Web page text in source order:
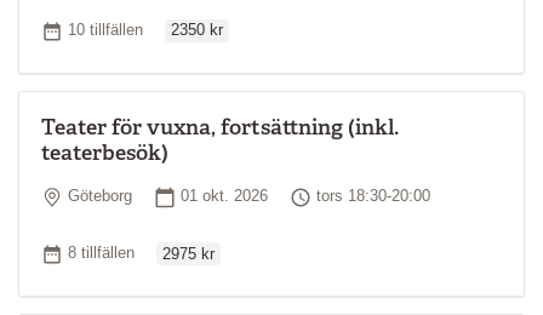
Antal tillfällen
10 tillfällen 2350 kr
Teater för vuxna, fortsättning (inkl.
teaterbesök)
Plats
Göteborg Startdatum
01 okt. 2026 Tid
tors 18:30-20:00
Antal tillfällen
8 tillfällen 2975 kr